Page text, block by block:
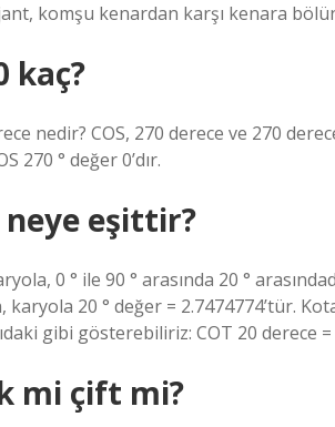
komşu kenardan karşı kenara
kaç?
nedir? COS, 270 derece ve 270
270 ° değer 0’dır.
neye eşittir?
0 ° ile 90 ° arasında 20 °
karyola 20 ° değer = 2.7474774’tür.
gibi gösterebiliriz: COT 20 derece
mi çift mi?